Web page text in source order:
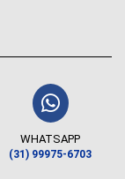
WHATSAPP
(31) 99975-6703